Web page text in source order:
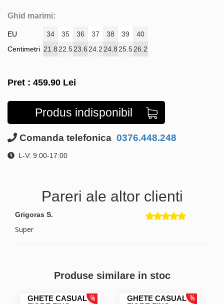
Ghid marimi:
EU
Centimetri
34 35 36 37 38 39
40
21.8 22.523.6 24.2 24.8 25.526.2
Pret : 459.90 Lei
Produs indisponibil
Comanda telefonica 0376.448.248
L-V: 9:00-17:00
Pareri ale altor clienti
Grigoras S.
Super
Produse similare in stoc
GHETE CASUAL
GHETE CASUAL